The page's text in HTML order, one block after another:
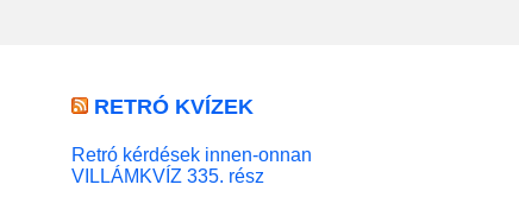
RETRÓ KVÍZEK
Retró kérdések innen-onnan
VILLÁMKVÍZ 335. rész